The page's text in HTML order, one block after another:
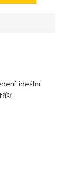
ideální
.